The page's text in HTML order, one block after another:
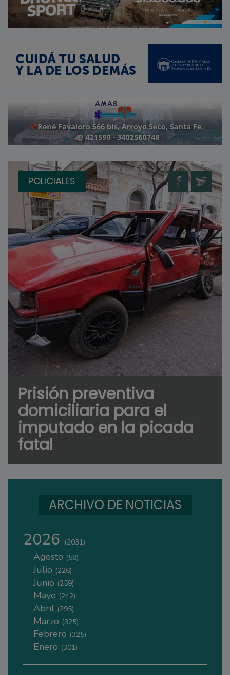
POLICIALES
Prisión preventiva
domiciliaria para el
imputado en la picada
fatal
ARCHIVO DE NOTICIAS
2026 (2031)
Agosto (58)
Julio (226)
Junio (259)
Mayo (242)
Abril (295)
Marzo (325)
Febrero (325)
Enero (301)